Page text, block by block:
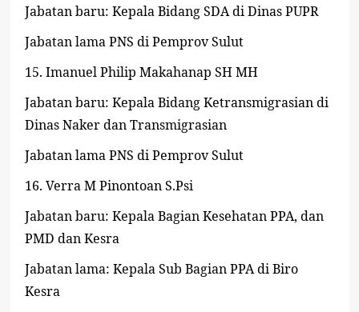
Jabatan baru: Kepala Bidang SDA di Dinas PUPR
Jabatan lama PNS di Pemprov Sulut
15. Imanuel Philip Makahanap SH MH
Jabatan baru: Kepala Bidang Ketransmigrasian di
Dinas Naker dan Transmigrasian
Jabatan lama PNS di Pemprov Sulut
16. Verra M Pinontoan S.Psi
Jabatan baru: Kepala Bagian Kesehatan PPA, dan
PMD dan Kesra
Jabatan lama: Kepala Sub Bagian PPA di Biro
Kesra